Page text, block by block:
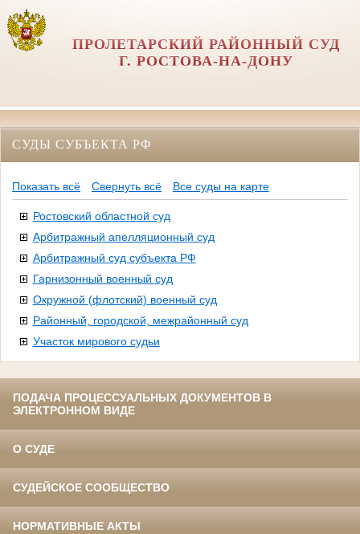
ПРОЛЕТАРСКИЙ РАЙОННЫЙ СУД
Г. РОСТОВА-НА-ДОНУ
СУДЫ СУБЪЕКТА РФ
Показать всё Свернуть всё Все суды на карте
Ростовский областной суд
Арбитражный апелляционный суд
Арбитражный суд субъекта РФ
Гарнизонный военный суд
Окружной (флотский) военный суд
Районный, городской, межрайонный суд
Участок мирового судьи
ПОДАЧА ПРОЦЕССУАЛЬНЫХ ДОКУМЕНТОВ В
ЭЛЕКТРОННОМ ВИДЕ
О СУДЕ
СУДЕЙСКОЕ СООБЩЕСТВО
НОРМАТИВНЫЕ АКТЫ